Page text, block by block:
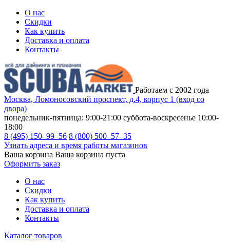
О нас
Скидки
Как купить
Доставка и оплата
Контакты
Работаем с 2002 года
Москва, Ломоносовский проспект, д.4, корпус 1 (вход со
двора)
понедельник-пятница: 9:00-21:00 суббота-воскресенье 10:00-
18:00
8 (495) 150–99–56 8 (800) 500–57–35
Узнать адреса и время работы магазинов
Ваша корзина Ваша корзина пуста
Оформить заказ
О нас
Скидки
Как купить
Доставка и оплата
Контакты
Каталог товаров